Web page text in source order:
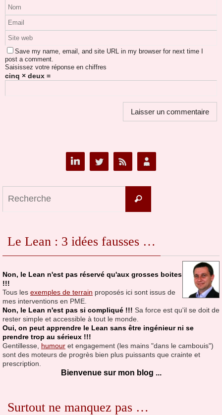
Save my name, email, and site URL in my browser for next time I
post a comment.
Saisissez votre réponse en chiffres
cinq × deux =
Recherche
Le Lean : 3 idées fausses …
Non, le Lean n'est pas réservé qu'aux grosses boites
!!!
Tous les exemples de terrain proposés ici sont issus de
mes interventions en PME.
Non, le Lean n'est pas si compliqué !!! Sa force est qu'il se doit de
rester simple et accessible à tout le monde.
Oui, on peut apprendre le Lean sans être ingénieur ni se
prendre trop au sérieux !!!
Gentillesse, humour et engagement (les mains "dans le cambouis")
sont des moteurs de progrès bien plus puissants que crainte et
prescription.
Bienvenue sur mon blog ...
Surtout ne manquez pas …